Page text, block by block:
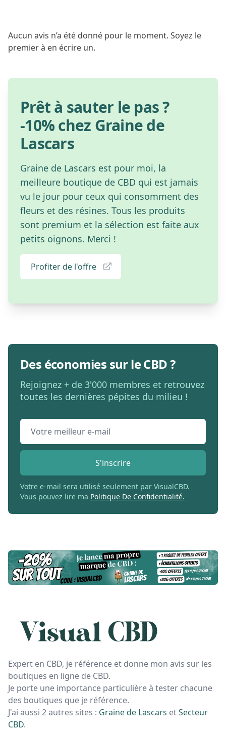
Aucun avis n’a été donné pour le moment. Soyez le
premier à en écrire un.
Prêt à sauter le pas ?
-10% chez Graine de
Lascars
Graine de Lascars est pour moi, la
meilleure boutique de CBD qui est jamais
vu le jour pour ceux qui consomment des
fleurs et des résines. Tous les produits
sont premium et la sélection est faite aux
petits oignons. Merci !
Profiter de l'offre
Des économies sur le CBD ?
Rejoignez + de 3'000 membres et retrouvez
toutes les dernières pépites du milieu !
Email address
S'inscrire
Votre e-mail sera utilisé seulement par VisualCBD.
Vous pouvez lire ma Politique De Confidentialité.
Expert en CBD, je référence et donne mon avis sur les
boutiques en ligne de CBD.
Je porte une importance particulière à tester chacune
des boutiques que je référence.
J'ai aussi 2 autres sites : Graine de Lascars etSecteur
CBD.